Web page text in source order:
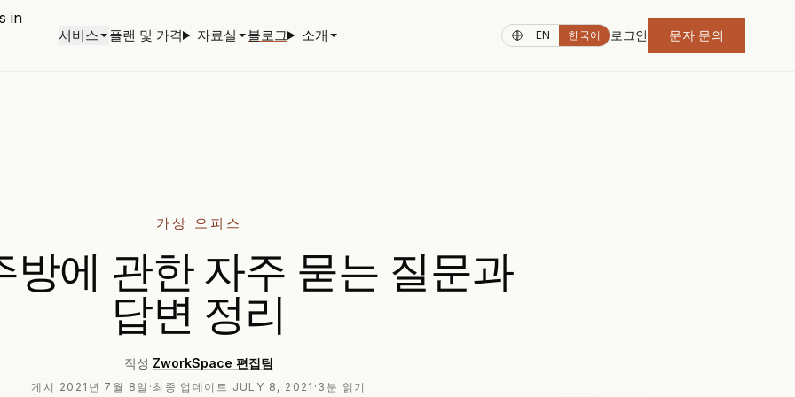
서비스 플랜 및 가격 자료실 블로그 소개 EN 한국어 로그인 문자 문의
가상 오피스
방에 관한 자주 묻는 질문과
답변 정리
작성 ZworkSpace 편집팀
게시 2021년 7월 8일 · 최종 업데이트 JULY 8, 2021 · 3분 읽기